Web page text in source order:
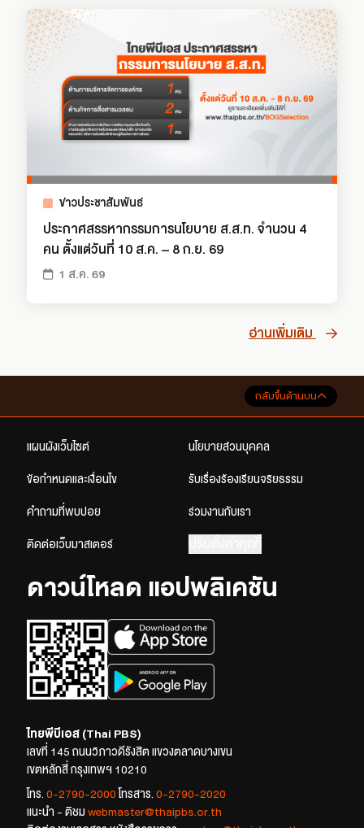
ข่าวประชาสัมพันธ์
ประกาศสรรหากรรมการนโยบาย ส.ส.ท. จำนวน 4
คน ตั้งแต่วันที่ 10 ส.ค. – 8 ก.ย. 69
1 ส.ค. 69
อ่านเพิ่มเติม
กลับขึ้นด้านบน
แผนผังเว็บไซต์ นโยบายส่วนบุคคล
ข้อกำหนดและเงื่อนไข รับเรื่องร้องเรียนจริยธรรม
คำถามที่พบบ่อย ร่วมงานกับเรา
ติดต่อเว็บมาสเตอร์
ดาวน์โหลด แอปพลิเคชัน
ไทยพีบีเอส (Thai PBS)
เลขที่ 145 ถนนวิภาวดีรังสิต แขวงตลาดบางเขน
เขตหลักสี่ กรุงเทพฯ 10210
โทร. 0-2790-2000 โทรสาร. 0-2790-2020
แนะนำ - ติชม webmaster@thaipbs.or.th